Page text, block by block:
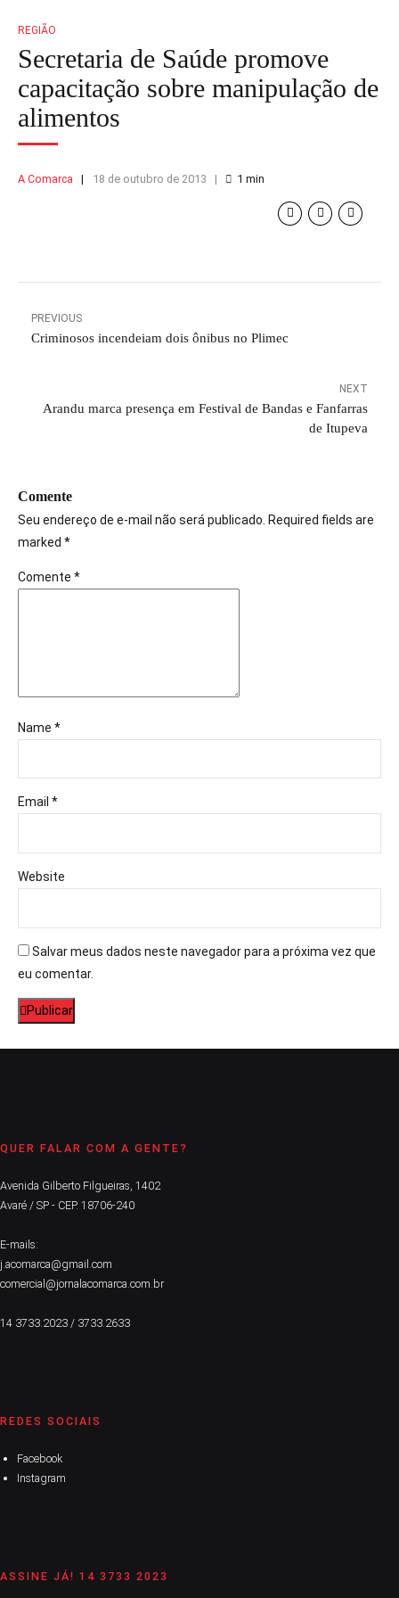
REGIÃO
Secretaria de Saúde promove
capacitação sobre manipulação de
alimentos
A Comarca 18 de outubro de 2013 1 min
PREVIOUS
Criminosos incendeiam dois ônibus no Plimec
NEXT
Arandu marca presença em Festival de Bandas e Fanfarras
de Itupeva
Comente
Seu endereço de e-mail não será publicado. Required fields are
marked *
Comente *
Name *
Email *
Website
Salvar meus dados neste navegador para a próxima vez que
eu comentar.
Publicar
QUER FALAR COM A GENTE?
Avenida Gilberto Filgueiras, 1402
Avaré / SP - CEP. 18706-240
E-mails:
j.acomarca@gmail.com
comercial@jornalacomarca.com.br
14 3733.2023 / 3733.2633
REDES SOCIAIS
Facebook
Instagram
ASSINE JÁ! 14 3733 2023